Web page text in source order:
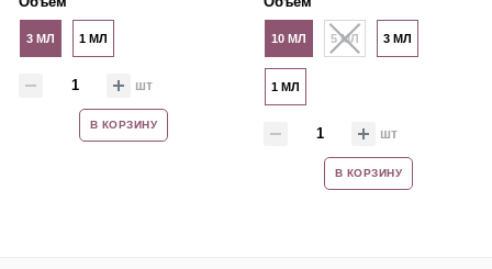
3 МЛ 1 МЛ
шт
В КОРЗИНУ
10 МЛ 5 МЛ 3 МЛ
1 МЛ
шт
В КОРЗИНУ